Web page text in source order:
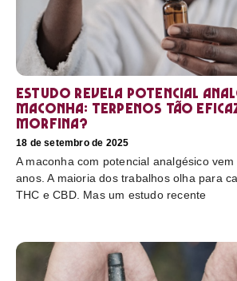
Estudo revela potencial
maconha: terpenos tão
morfina?
18 de setembro de 2025
A maconha com potencial analgésico
anos. A maioria dos trabalhos olha para
THC e CBD. Mas um estudo recente